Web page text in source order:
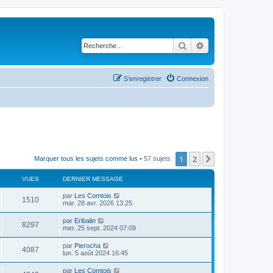
Rechercher
Connexion
S’enregistrer
Marquer tous les sujets comme lus • 57 sujets 1 2
VUES DERNIER MESSAGE
1510V
u
D
e
i
e
r
m
e
s
s
par Les Comtois
mar. 28 avr. 2026 13:25
8297
u
D
e
i
e
r
m
par Eribalin
mer. 25 sept. 2024 07:09
4087
u
D
e
par Pierocha
lun. 5 août 2024 16:45
D
par Les Comtois